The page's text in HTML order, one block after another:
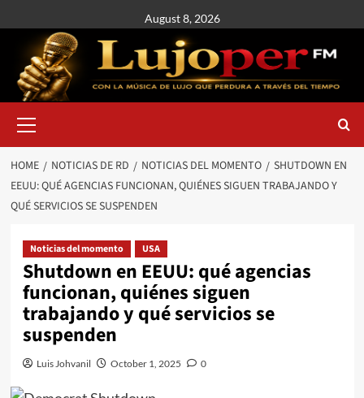
August 8, 2026
HOME NOTICIAS DE RD NOTICIAS DEL MOMENTO
SHUTDOWN EN
EEUU: QUÉ AGENCIAS FUNCIONAN, QUIÉNES SIGUEN TRABAJANDO Y
QUÉ SERVICIOS SE SUSPENDEN
Noticias del momento USA
Shutdown en EEUU: qué agencias
funcionan, quiénes siguen
trabajando y qué servicios se
suspenden
Luis Johvanil October 1, 2025 0